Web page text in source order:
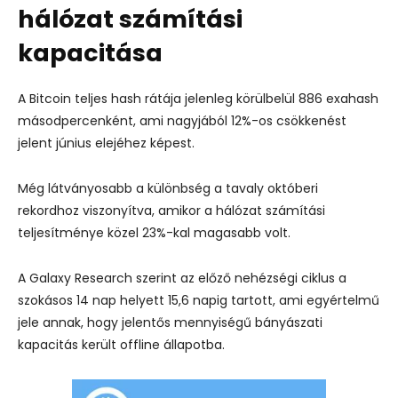
hálózat számítási
kapacitása
A Bitcoin teljes hash rátája jelenleg körülbelül 886 exahash
másodpercenként, ami nagyjából 12%-os csökkenést
jelent június elejéhez képest.
Még látványosabb a különbség a tavaly októberi
rekordhoz viszonyítva, amikor a hálózat számítási
teljesítménye közel 23%-kal magasabb volt.
A Galaxy Research szerint az előző nehézségi ciklus a
szokásos 14 nap helyett 15,6 napig tartott, ami egyértelmű
jele annak, hogy jelentős mennyiségű bányászati
kapacitás került offline állapotba.